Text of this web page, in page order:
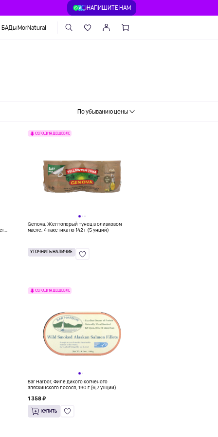
НАПИШИТЕ НАМ
БАДы MorNatural
По убыванию цены
СЕГОДНЯ ДЕШЕВЛЕ
Genova, Желтоперый тунец в оливковом
масле, 4 пакетика по 142 г (5 унций)
УТОЧНИТЬ НАЛИЧИЕ
СЕГОДНЯ ДЕШЕВЛЕ
Bar Harbor, Филе дикого копченого
аляскинского лосося, 190 г (6,7 унции)
1 358 ₽
КУПИТЬ